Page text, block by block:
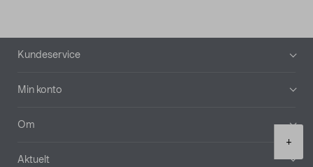
+
Bunntekst
Kundeservice
Min konto
Om
Aktuelt